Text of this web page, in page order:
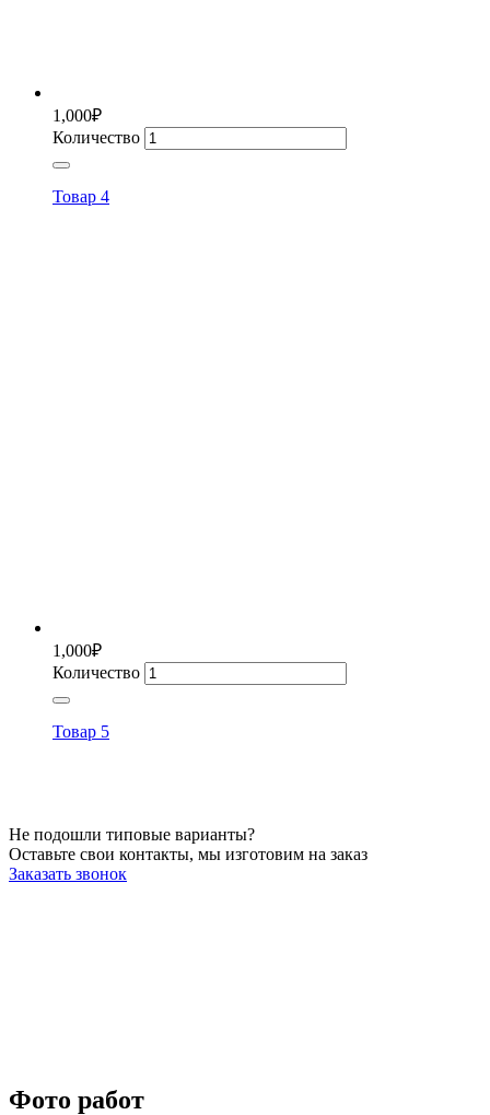
1,000₽
Количество
Товар 4
1,000₽
Количество
Товар 5
Не подошли типовые варианты?
Оставьте свои контакты, мы изготовим на заказ
Заказать звонок
Фото работ